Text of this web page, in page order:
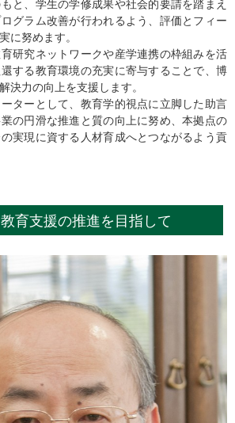
と、学生の学修成果や社会的要請を踏まえ
グラム改善が行われるよう、評価とフィー
に努めます。
研究ネットワークや産学連携の枠組みを活
する教育環境の充実に寄与することで、博
決力の向上を支援します。
ターとして、教育学的視点に立脚した助言
の円滑な推進と質の向上に努め、本拠点の
実現に資する人材育成へとつながるよう貢
育支援の推進を目指して